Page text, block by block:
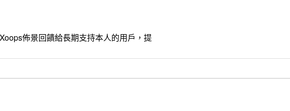
佈景回饋給長期支持本人的用戶，提